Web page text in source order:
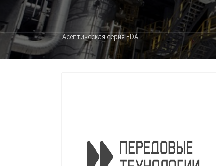
Асептическая серия FDA